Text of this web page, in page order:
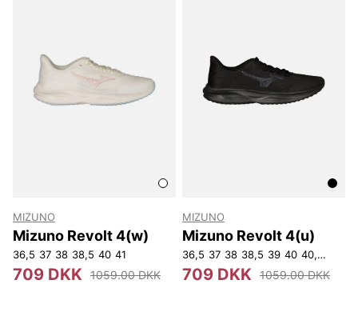
MIZUNO
Mizuno Revolt 4(w)
36,5 37 38 38,5 40 41
709 DKK 1059.00 DKK
MIZUNO
Mizuno Revolt 4(u)
36,5 37 38 38,5 39 40 40,5
709 DKK 1059.00 DKK